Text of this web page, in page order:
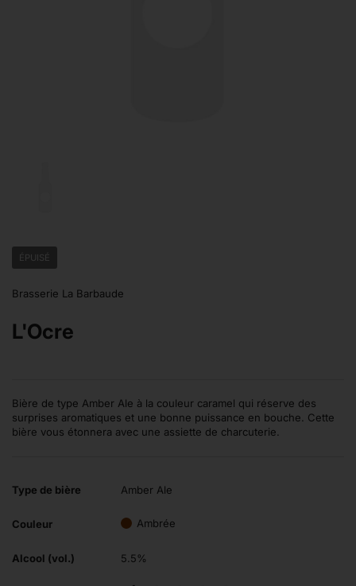
ÉPUISÉ
Brasserie La Barbaude
L'Ocre
Bière de type Amber Ale à la couleur caramel qui réserve des
surprises aromatiques et une bonne puissance en bouche. Cette
bière vous étonnera avec une assiette de charcuterie.
Type de bière Amber Ale
Couleur Ambrée
Alcool (vol.) 5.5%